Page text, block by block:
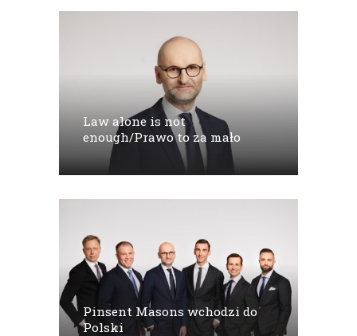
Law alone is not
enough/Prawo to za mało
Pinsent Masons wchodzi do
Polski